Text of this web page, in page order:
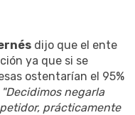
dijo que el ente
ya que si se
ostentarían el 95%
"Decidimos negarla
prácticamente